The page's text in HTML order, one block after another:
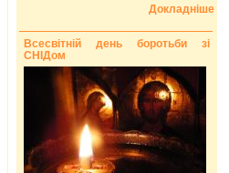
Докладніше
Всесвітній день боротьби зі
СНІДом